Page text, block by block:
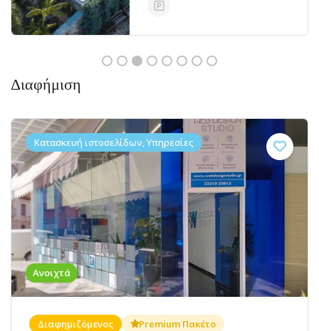
Διαφήμιση
Ανοιχτά
Κατασκευή ιστοσελίδων, Υπηρεσίες
Διαφημιζόμενος Premium Πακέτο